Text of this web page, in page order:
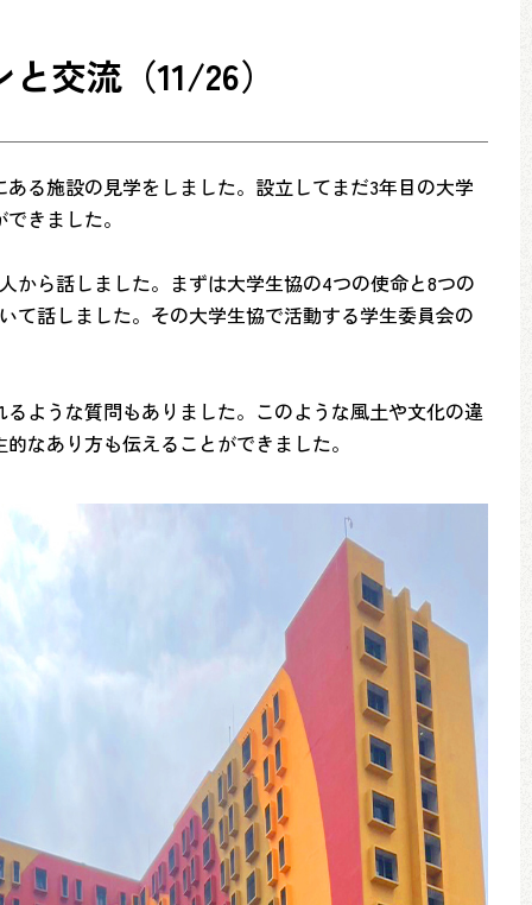
交流（11/26）
る施設の見学をしました。設立してまだ3年目の大学
きました。
から話しました。まずは大学生協の4つの使命と8つの
て話しました。その大学生協で活動する学生委員会の
ような質問もありました。このような風土や文化の違
なあり方も伝えることができました。